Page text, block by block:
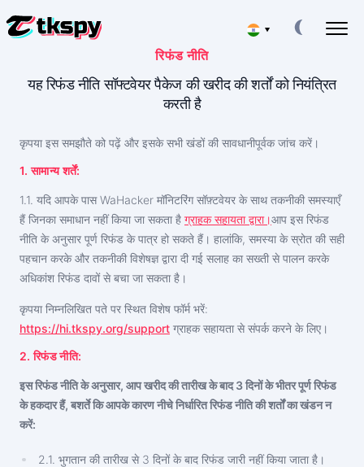
▾
Deutsch
中文
Français
Portuguese (Brazil)
English
Italiano
Türkçe
टिकटॉक चैट हैक करें
अन्य लोगों के पत्र-व्यवहार पढ़ें
डिलीट की गई चैट को ऑनलाइन पुनर्प्राप्त करें
टिकटॉक पर लोकेशन ट्रैक करें
टिकटॉक को ट्रैक करें
ट्रैकिंग ऐप
टिकटॉक सब्सक्राइबर्स जेनरेटर
अधिक सदस्य जोड़ें
फीस
प्रशन
संबद्ध कार्यक्रम
हमारे बारे में
समीक्षा
रिफंड नीति
यह रिफंड नीति सॉफ्टवेयर पैकेज की खरीद की शर्तों को नियंत्रित
करती है
कृपया इस समझौते को पढ़ें और इसके सभी खंडों की सावधानीपूर्वक जांच करें।
1. सामान्य शर्तें:
1.1. यदि आपके पास WaHacker मॉनिटरिंग सॉफ़्टवेयर के साथ तकनीकी समस्याएँ
हैं जिनका समाधान नहीं किया जा सकता है ग्राहक सहायता द्वारा।आप इस रिफंड
नीति के अनुसार पूर्ण रिफंड के पात्र हो सकते हैं। हालांकि, समस्या के स्रोत की सही
पहचान करके और तकनीकी विशेषज्ञ द्वारा दी गई सलाह का सख्ती से पालन करके
अधिकांश रिफंड दावों से बचा जा सकता है।
कृपया निम्नलिखित पते पर स्थित विशेष फॉर्म भरें:
https://hi.tkspy.org/support ग्राहक सहायता से संपर्क करने के लिए।
2. रिफंड नीति:
इस रिफंड नीति के अनुसार, आप खरीद की तारीख के बाद 3 दिनों के भीतर पूर्ण रिफंड
के हकदार हैं, बशर्ते कि आपके कारण नीचे निर्धारित रिफंड नीति की शर्तों का खंडन न
करें:
2.1. भुगतान की तारीख से 3 दिनों के बाद रिफंड जारी नहीं किया जाता है।